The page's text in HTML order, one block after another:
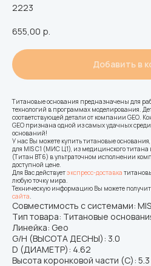
2223
655,00 р.
Добавить в
Титановые основания предназначены для
технологий в программах моделирования.
соответствующей детали от компании GEO.
GEO признана одной из самых удачных
оснований!
У нас Вы можете купить титановые
для MIS C1 (МИС Ц1), из медицинского титана
(Титан ВТ6) в ультраточном исполнении
доступной цене.
Для Вас действуетэкспресс-доставка
любую точку мира.
Техническую информацию Вы можете
сайта.
Совместимость с системами: MIS
Тип товара: Титановые
Линейка: Geo
G/H (ВЫСОТА ДЕСНЫ): 3.0
D (ДИАМЕТР): 4.62
Высота коронковой части (C): 5.3